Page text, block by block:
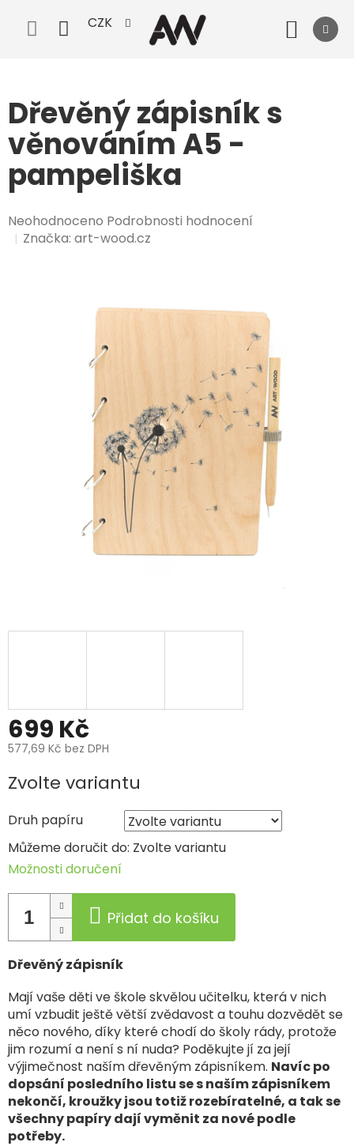
obsah
CZK
Dřevěný zápisník s
věnováním A5 -
pampeliška
Průměrné
hodnocení
Neohodnoceno Podrobnosti hodnocení
Značka:art-wood.cz
699 Kč
577,69 Kč bez DPH
Měrná
cena:
Zvolte variantu
Druh papíru
Můžeme doručit do: Zvolte variantu
Možnosti doručení
Přidat do košíku
Dřevěný zápisník
Mají vaše děti ve škole skvělou učitelku, která v nich
umí vzbudit ještě větší zvědavost a touhu dozvědět se
něco nového, díky které chodí do školy rády, protože
jim rozumí a není s ní nuda? Poděkujte jí za její
výjimečnost naším dřevěným zápisníkem. Navíc po
dopsání posledního listu se s naším zápisníkem
nekončí, kroužky jsou totiž rozebíratelné, a tak se
všechny papíry dají vyměnit za nové podle
potřeby.